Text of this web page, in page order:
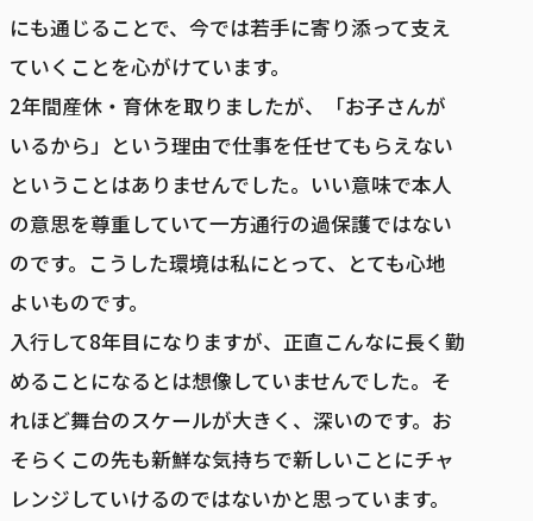
にも通じることで、今では若手に寄り添って支え
ていくことを心がけています。
2年間産休・育休を取りましたが、「お子さんが
いるから」という理由で仕事を任せてもらえない
ということはありませんでした。いい意味で本人
の意思を尊重していて一方通行の過保護ではない
のです。こうした環境は私にとって、とても心地
よいものです。
入行して8年目になりますが、正直こんなに長く勤
めることになるとは想像していませんでした。そ
れほど舞台のスケールが大きく、深いのです。お
そらくこの先も新鮮な気持ちで新しいことにチャ
レンジしていけるのではないかと思っています。